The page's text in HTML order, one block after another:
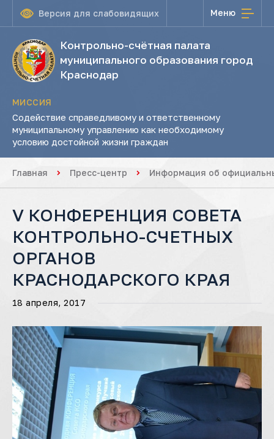
Версия для слабовидящих Меню
Контрольно-счётная палата
муниципального образования город
Краснодар
МИССИЯ
Содействие справедливому и ответственному
муниципальному управлению как необходимому
условию достойной жизни граждан
Главная Пресс-центр Информация об
V КОНФЕРЕНЦИЯ СОВЕТА
КОНТРОЛЬНО-СЧЕТНЫХ
ОРГАНОВ
КРАСНОДАРСКОГО КРАЯ
18 апреля, 2017